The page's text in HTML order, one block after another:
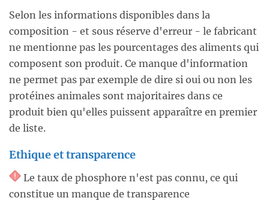
Selon les informations disponibles dans la
composition - et sous réserve d'erreur - le fabricant
ne mentionne pas les pourcentages des aliments qui
composent son produit. Ce manque d'information
ne permet pas par exemple de dire si oui ou non les
protéines animales sont majoritaires dans ce
produit bien qu'elles puissent apparaître en premier
de liste.
Ethique et transparence
Le taux de phosphore n'est pas connu, ce qui
constitue un manque de transparence